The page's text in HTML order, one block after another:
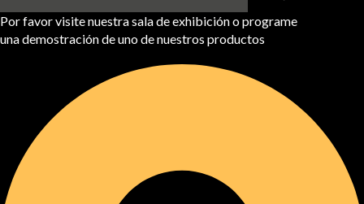
Por favor visite nuestra sala de exhibición o programe
una demostración de uno de nuestros productos